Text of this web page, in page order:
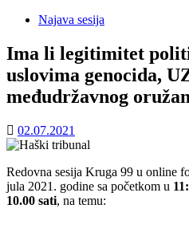
Najava sesija
Ima li legitimitet
uslovima genocida,
međudržavnog
02.07.2021
Redovna sesija Kruga 99 u online
jula 2021. godine sa početkom u
10.00 sati, na temu: